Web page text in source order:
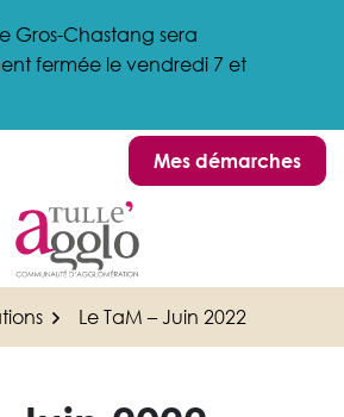
Gros-Chastang sera
fermée le vendredi 7 et
Facebook
compte Instagram
le compte LinkedinMes démarches
Le TaM – Juin 2022